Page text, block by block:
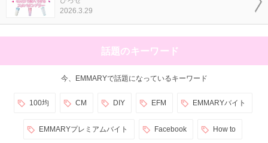
2026.3.29
話題のキーワード
今、EMMARYで話題になっているキーワード
100均 CM DIY EFM EMMARYバイト
EMMARYプレミアムバイト Facebook How to